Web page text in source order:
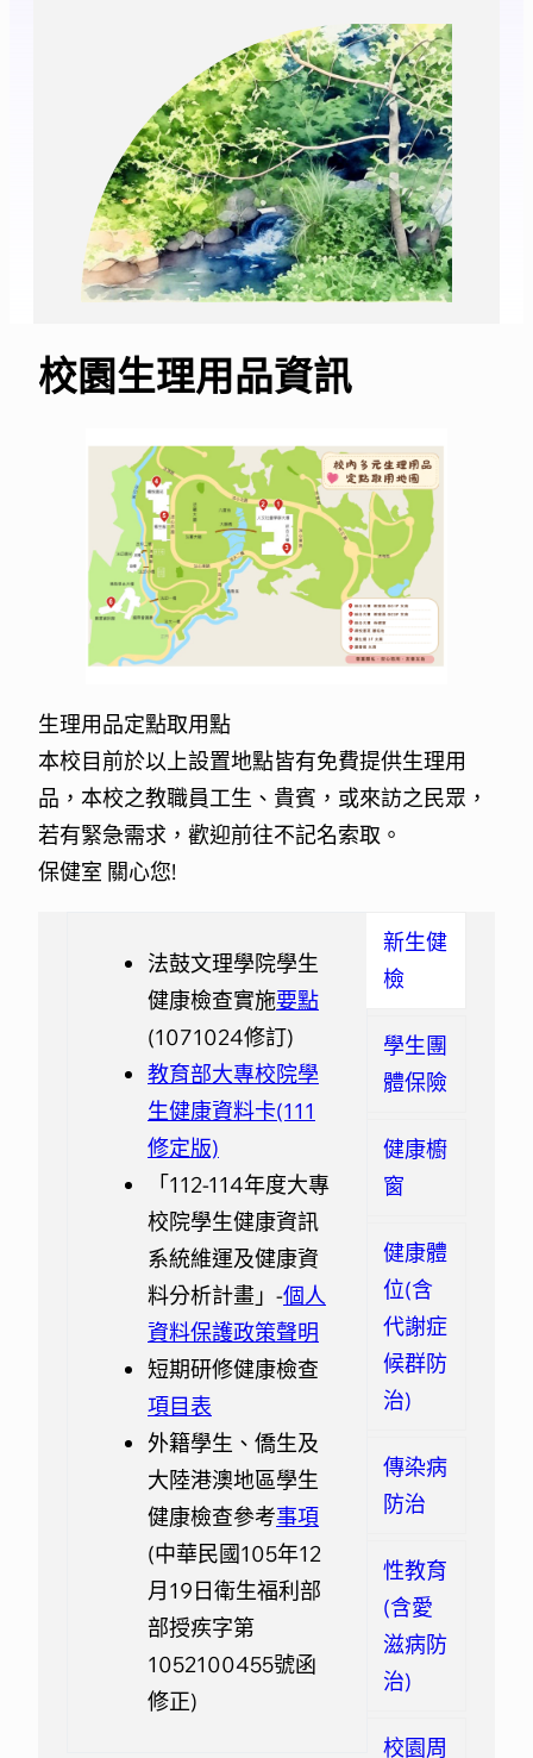
校園生理用品資訊
生理用品定點取用點
本校目前於以上設置地點皆有免費提供生理用
品，本校之教職員工生、貴賓，或來訪之民眾，
若有緊急需求，歡迎前往不記名索取。
保健室 關心您!
新生健
檢
學生團
體保險
健康櫥
窗
健康體
位(含
代謝症
候群防
治)
傳染病
防治
性教育
(含愛
滋病防
治)
校園周
法鼓文理學院學生
健康檢查實施要點
(1071024修訂)
教育部大專校院學
生健康資料卡(111
修定版)
「112-114年度大專
校院學生健康資訊
系統維運及健康資
料分析計畫」-個人
資料保護政策聲明
短期研修健康檢查
項目表
外籍學生、僑生及
大陸港澳地區學生
健康檢查參考事項
(中華民國105年12
月19日衛生福利部
部授疾字第
1052100455號函
修正)
法鼓文理學院學生團體保險作業要點
1080306修訂 下載
114-115學年度法鼓文理學院學生圑體保險計
畫書
下載
國泰人壽學生團體保險理賠申請書(大專校
院)-11412修 下載
國泰人壽學生團體保險理賠申請書(大專院
校)-11412修-範例
下載
健康飲食
衛生福利部國民健康署 健康九九
站
健康體位促進— 體重控制
衛生福利部 疾病管制局
傳染病介紹
茲卡病毒
學校病毒性
腸胃炎防治手冊
諾羅病毒Q&A
狂犬病Q&A
愛滋病介紹
「校園愛滋自我篩檢推廣 活動」
2024年愛滋防治公版簡報
(20240409)
消除愛滋相關汙名與歧視核心教材
1130305
年輕族群愛滋防治核心
1130305
性教育(含愛滋病防治)相關網頁
「性教育議題懶人包」簡詳版
衛教素材
杏陵醫學基金會
愛滋篩檢試劑開放網路訂購，
超商取貨好便利
衛教海報/單張
自我篩檢 愛自己也是一種
Rocker態度
守護健康很easy
性伴侶感染風險告知
113年衛生福利部衛教主軸之
「愛滋、淋病、梅毒、M痘及
校園周遭醫療院所|法鼓文理學院